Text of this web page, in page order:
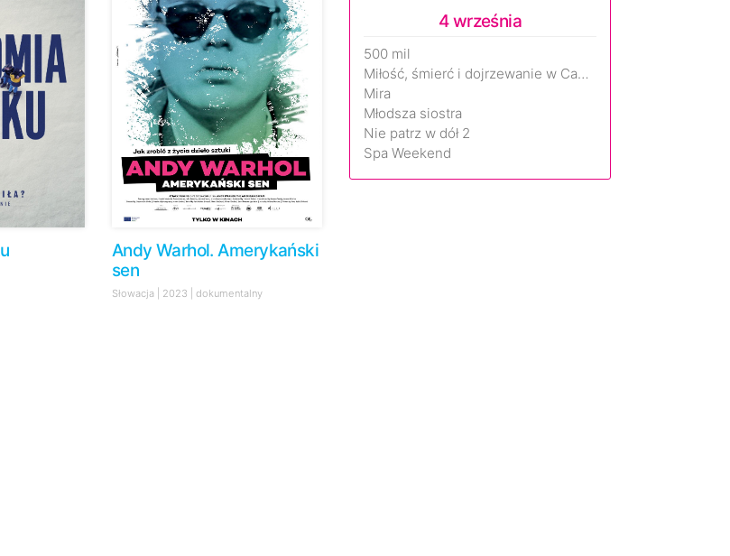
Andy Warhol. Amerykański
sen
Słowacja | 2023 | dokumentalny
4 września
500 mil
Miłość, śmierć i dojrzewanie w Camp Miasma
Mira
Młodsza siostra
Nie patrz w dół 2
Spa Weekend